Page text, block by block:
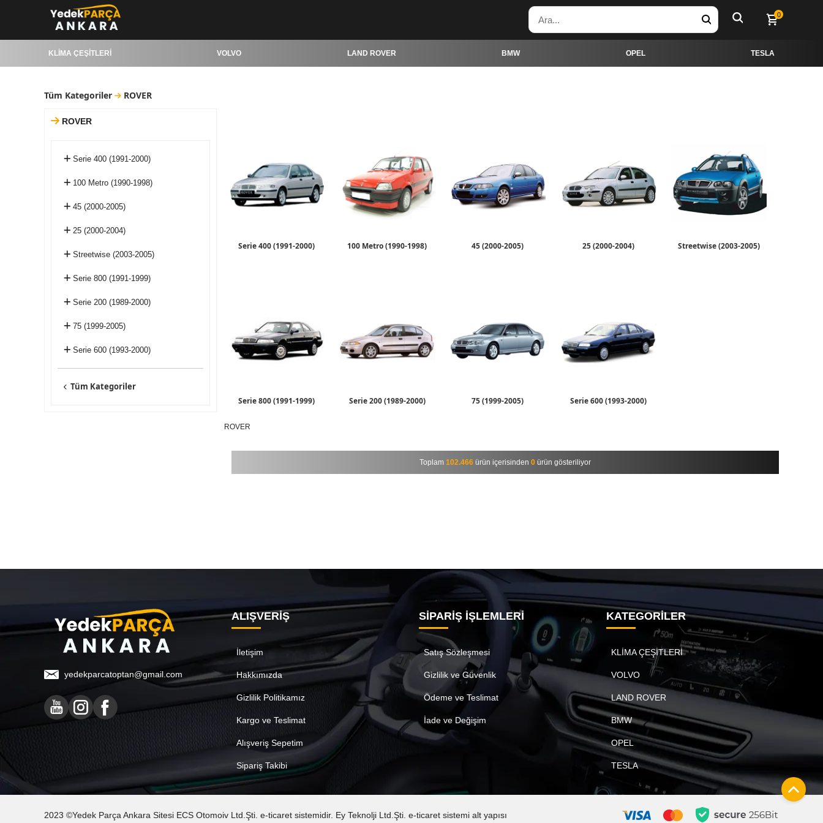
0
KLİMA ÇEŞİTLERİ VOLVO LAND ROVER BMW OPEL TESLA
Tüm Kategoriler ROVER
ROVER
Serie 400 (1991-2000)
100 Metro (1990-1998)
45 (2000-2005)
25 (2000-2004)
Streetwise (2003-2005)
Serie 800 (1991-1999)
Serie 200 (1989-2000)
75 (1999-2005)
Serie 600 (1993-2000)
Tüm Kategoriler
Serie 400 (1991-2000) 100 Metro (1990-1998) 45 (2000-2005) 25 (2000-2004) Streetwise (2003-2005)
Serie 800 (1991-1999) Serie 200 (1989-2000) 75 (1999-2005) Serie 600 (1993-2000)
ROVER
Toplam 102.466 ürün içerisinden 0 ürün gösteriliyor
yedekparcatoptan@gmail.com
ALIŞVERİŞ
İletişim
Hakkımızda
Gizlilik Politikamız
Kargo ve Teslimat
Alışveriş Sepetim
Sipariş Takibi
SİPARİŞ İŞLEMLERİ
Satış Sözleşmesi
Gizlilik ve Güvenlik
Ödeme ve Teslimat
İade ve Değişim
KATEGORİLER
KLİMA ÇEŞİTLERİ
VOLVO
LAND ROVER
BMW
OPEL
TESLA
2023 ©Yedek Parça Ankara Sitesi ECS Otomoiv Ltd.Şti. e-ticaret sistemidir. Ey Teknolji Ltd.Şti. e-ticaret sistemi alt yapısı